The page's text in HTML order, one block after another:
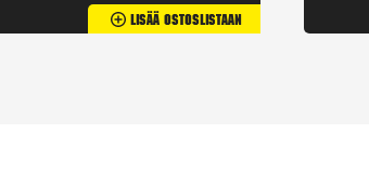
Lisää Ostoslistaan